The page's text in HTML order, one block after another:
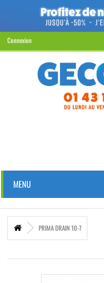
Connexion
MENU
PRIMA DRAIN 10-7